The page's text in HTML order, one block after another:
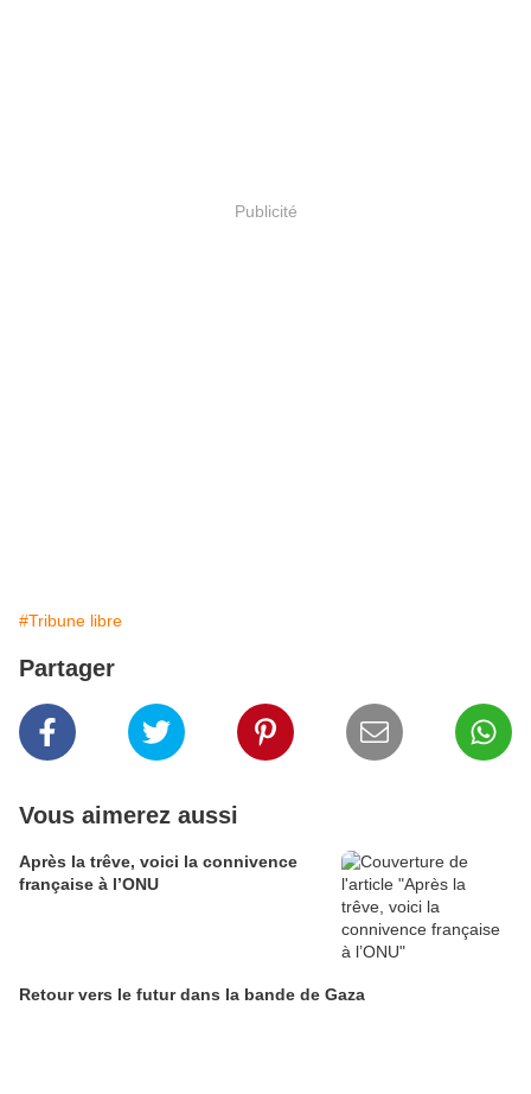
Publicité
#Tribune libre
Partager
Vous aimerez aussi
Après la trêve, voici la connivence
française à l’ONU
Retour vers le futur dans la bande de Gaza